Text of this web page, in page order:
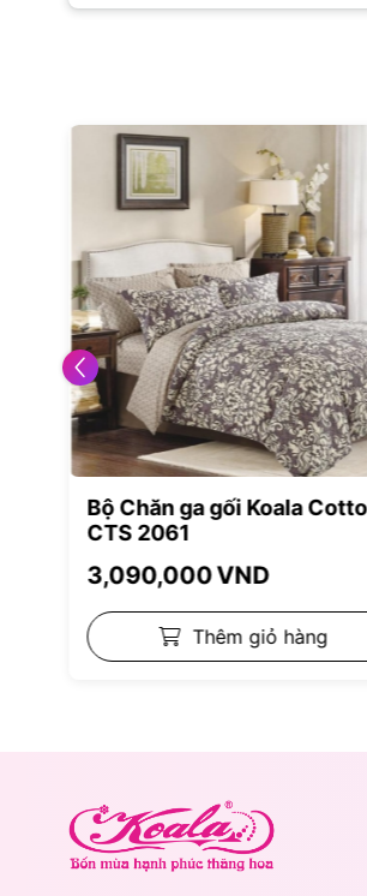
Bộ Chăn ga gối Koala
CTS 2061
3,090,000VND
Thêm giỏ hàng